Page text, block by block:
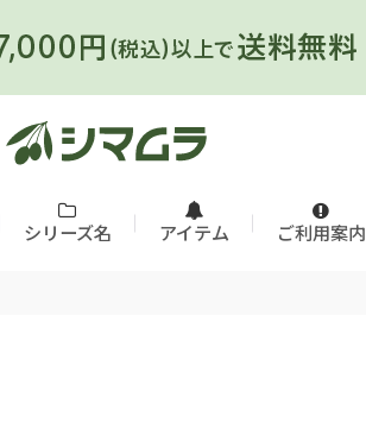
シリーズ名 アイテム ご利用案内